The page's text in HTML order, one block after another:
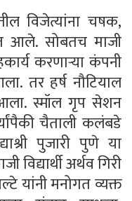
विजेत्यांना चषक,
आले. सोबतच माजी
करणाऱ्या कंपनी
तर हर्ष नौटियाल
स्मॉल गृप सेशन
चैताली कलंबडे
पुजारी पुणे या
विद्यार्थी अर्थव गिरी
यांनी मनोगत व्यक्त